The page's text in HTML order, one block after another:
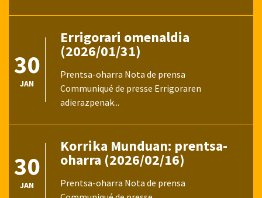
30
JAN
Errigorari omenaldia
(2026/01/31)
Prentsa-oharra Nota de prensa
Communiqué de presse Errigoraren
adierazpenak...
30
JAN
Korrika Munduan: prentsa-
oharra (2026/02/16)
Prentsa-oharra Nota de prensa